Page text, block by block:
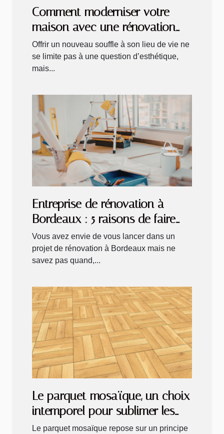
Comment moderniser votre
maison avec une rénovation
intérieure et extérieure ?
Offrir un nouveau souffle à son lieu de vie ne
se limite pas à une question d’esthétique,
mais...
Entreprise de rénovation à
Bordeaux : 5 raisons de faire
appel à Micazza en 2026
Vous avez envie de vous lancer dans un
projet de rénovation à Bordeaux mais ne
savez pas quand,...
Le parquet mosaïque, un choix
intemporel pour sublimer les
intérieurs !
Le parquet mosaïque repose sur un principe